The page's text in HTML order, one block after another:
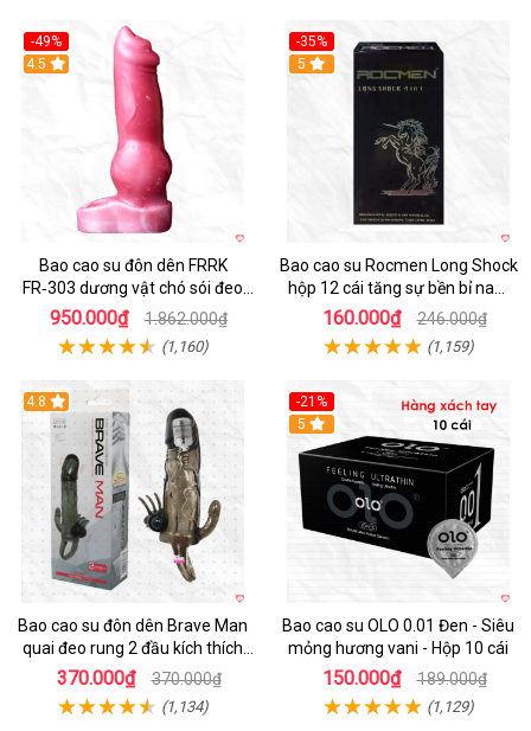
-49%
4.5
Bao cao su đôn dên FRRK
FR‑303 dương vật chó sói đeo
tiện lợi cực đã
950.000₫ 1.862.000₫
(1,160)
-35%
5
Bao cao su Rocmen Long Shock
hộp 12 cái tăng sự bền bỉ nam
giới
160.000₫ 246.000₫
(1,159)
4.8
Bao cao su đôn dên Brave Man
quai đeo rung 2 đầu kích thích
mạnh
370.000₫ 370.000₫
(1,134)
-21%
Hot
5
Bao cao su OLO 0.01 Đen - Siêu
mỏng hương vani - Hộp 10 cái
150.000₫ 189.000₫
(1,129)